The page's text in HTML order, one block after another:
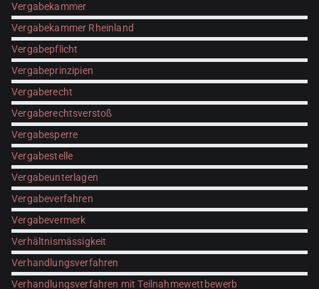
Vergabekammer
Vergabekammer Rheinland
Vergabepflicht
Vergabeprinzipien
Vergaberecht
Vergaberechtsverstoß
Vergabesperre
Vergabestelle
Vergabeunterlagen
Vergabeverfahren
Vergabevermerk
Verhältnismässigkeit
Verhandlungsverfahren
Verhandlungsverfahren mit Teilnahmewettbewerb